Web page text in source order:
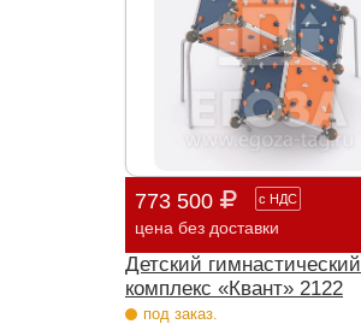
773 500 с НДС
цена без доставки
Детский гимнастический
комплекс «Квант» 2122
под заказ.